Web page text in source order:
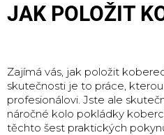
JAK POLOŽIT
Zajímá vás, jak položit
skutečnosti je to práce,
profesionálovi. Jste ale
náročné kolo pokládky
těchto šest praktických